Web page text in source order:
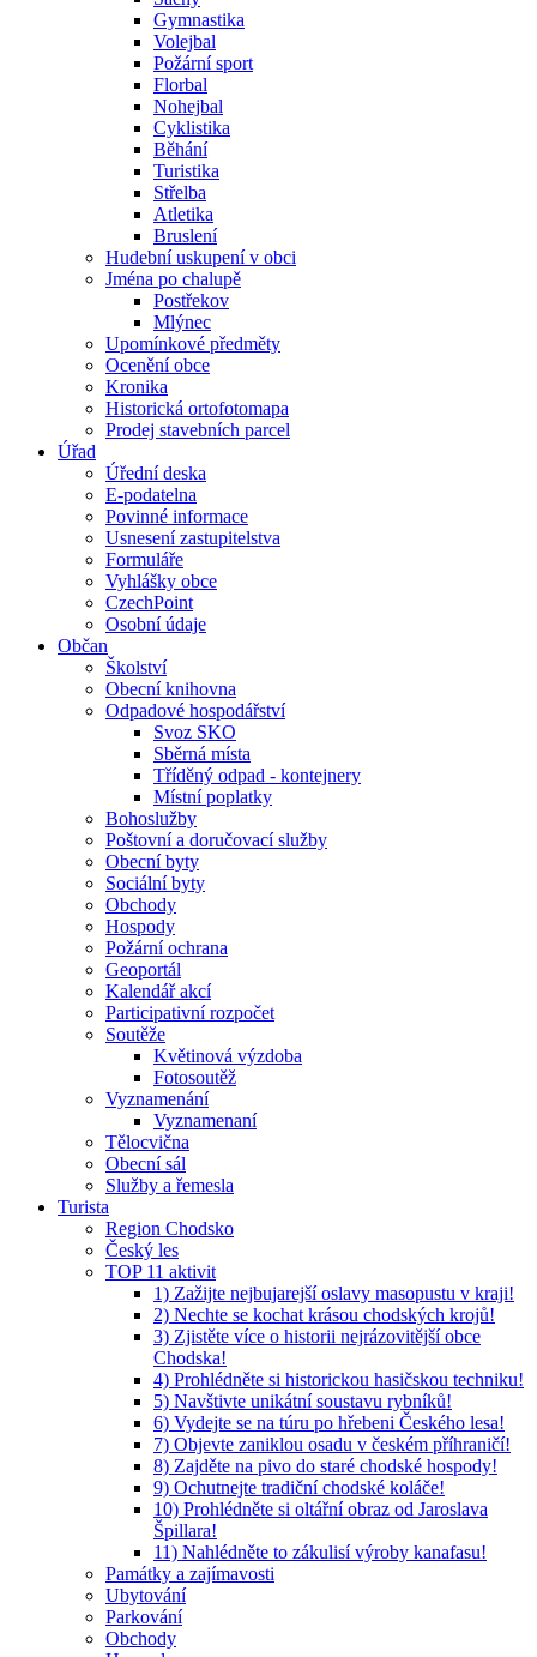
Gymnastika
Volejbal
Požární sport
Florbal
Nohejbal
Cyklistika
Běhání
Turistika
Střelba
Atletika
Bruslení
Hudební uskupení v obci
Jména po chalupě
Postřekov
Mlýnec
Upomínkové předměty
Ocenění obce
Kronika
Historická ortofotomapa
Prodej stavebních parcel
Úřad
Úřední deska
E-podatelna
Povinné informace
Usnesení zastupitelstva
Formuláře
Vyhlášky obce
CzechPoint
Osobní údaje
Občan
Školství
Obecní knihovna
Odpadové hospodářství
Svoz SKO
Sběrná místa
Tříděný odpad - kontejnery
Místní poplatky
Bohoslužby
Poštovní a doručovací služby
Obecní byty
Sociální byty
Obchody
Hospody
Požární ochrana
Geoportál
Kalendář akcí
Participativní rozpočet
Soutěže
Květinová výzdoba
Fotosoutěž
Vyznamenání
Vyznamenaní
Tělocvična
Obecní sál
Služby a řemesla
Turista
Region Chodsko
Český les
TOP 11 aktivit
1) Zažijte nejbujarejší oslavy masopustu v kraji!
2) Nechte se kochat krásou chodských krojů!
3) Zjistěte více o historii nejrázovitější obce
Chodska!
4) Prohlédněte si historickou hasičskou techniku!
5) Navštivte unikátní soustavu rybníků!
6) Vydejte se na túru po hřebeni Českého lesa!
7) Objevte zaniklou osadu v českém příhraničí!
8) Zajděte na pivo do staré chodské hospody!
9) Ochutnejte tradiční chodské koláče!
10) Prohlédněte si oltářní obraz od Jaroslava
Špillara!
11) Nahlédněte to zákulisí výroby kanafasu!
Památky a zajímavosti
Ubytování
Parkování
Obchody